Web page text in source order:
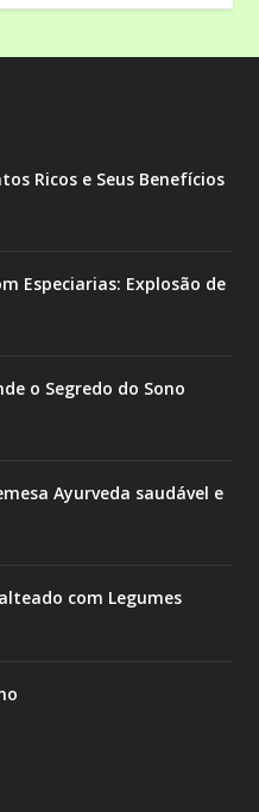
Ricos e Seus Benefícios
Especiarias: Explosão de
o Segredo do Sono
Ayurveda saudável e
com Legumes